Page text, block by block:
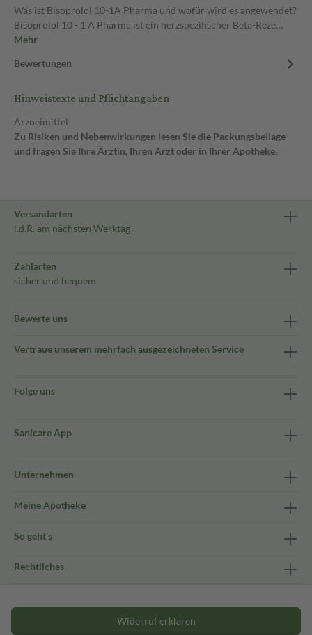
Was ist Bisoprolol 10-1A Pharma und wofür wird es angewendet?
Bisoprolol 10 - 1 A Pharma ist ein herzspezifischer Beta-Reze…
Mehr
Bewertungen
Hinweistexte und Pflichtangaben
Arzneimittel
Zu Risiken und Nebenwirkungen lesen Sie die Packungsbeilage
und fragen Sie Ihre Ärztin, Ihren Arzt oder in Ihrer Apotheke.
Versandarten
i.d.R. am nächsten Werktag
Zahlarten
sicher und bequem
Bewerte uns
Vertraue unserem mehrfach ausgezeichneten Service
Folge uns
Sanicare App
Unternehmen
Meine Apotheke
So geht's
Rechtliches
Widerruf erklären